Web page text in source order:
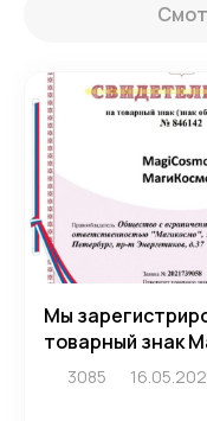
Мы
товарный знак
3085